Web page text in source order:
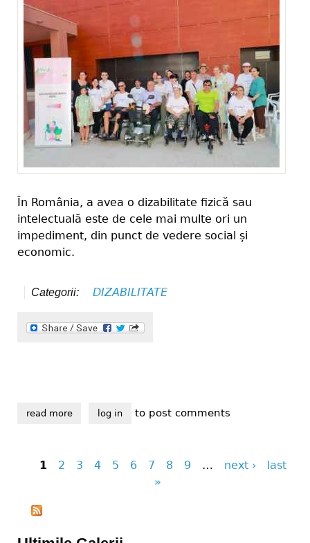
În România, a avea o dizabilitate fizică sau
intelectuală este de cele mai multe ori un
impediment, din punct de vedere social și
economic.
Categorii: DIZABILITATE
read moreabout ce își doresc persoanele cu dizabilități din
log in to post comments
1 2 3 4 5 6 7 8 9 … next ›
last
»